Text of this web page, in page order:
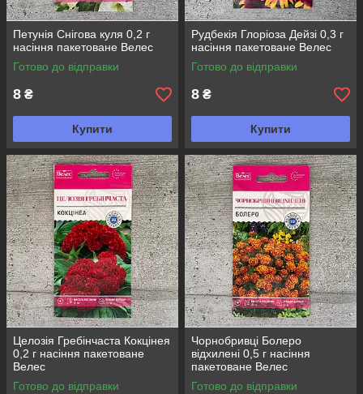
Петунія Снігова куля 0,2 г
насіння пакетоване Велес
Готово до відправки
8 ₴
Купити
Рудбекія Глоріоза Дейзі 0,3 г
насіння пакетоване Велес
Готово до відправки
8 ₴
Купити
Целозія Гребінчаста Кокцінея
0,2 г насіння пакетоване
Велес
Готово до відправки
Чорнобривці Болеро
відхилені 0,5 г насіння
пакетоване Велес
Готово до відправки